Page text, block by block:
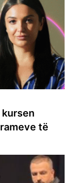
kursen
të